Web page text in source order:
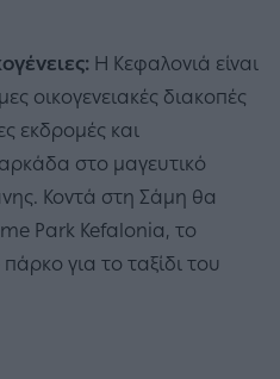
Η Κεφαλονιά είναι
οικογενειακές διακοπές
εκδρομές και
στο μαγευτικό
Κοντά στη Σάμη θα
Park Kefalonia, το
για το ταξίδι του